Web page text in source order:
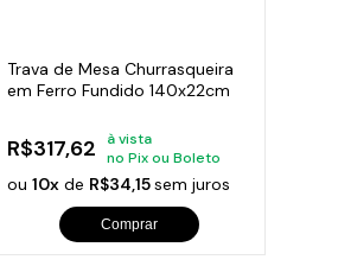
Trava de Mesa Churrasqueira
em Ferro Fundido 140x22cm
R$317,62
à vista
no Pix ou Boleto
ou10x de R$34,15sem juros
Comprar